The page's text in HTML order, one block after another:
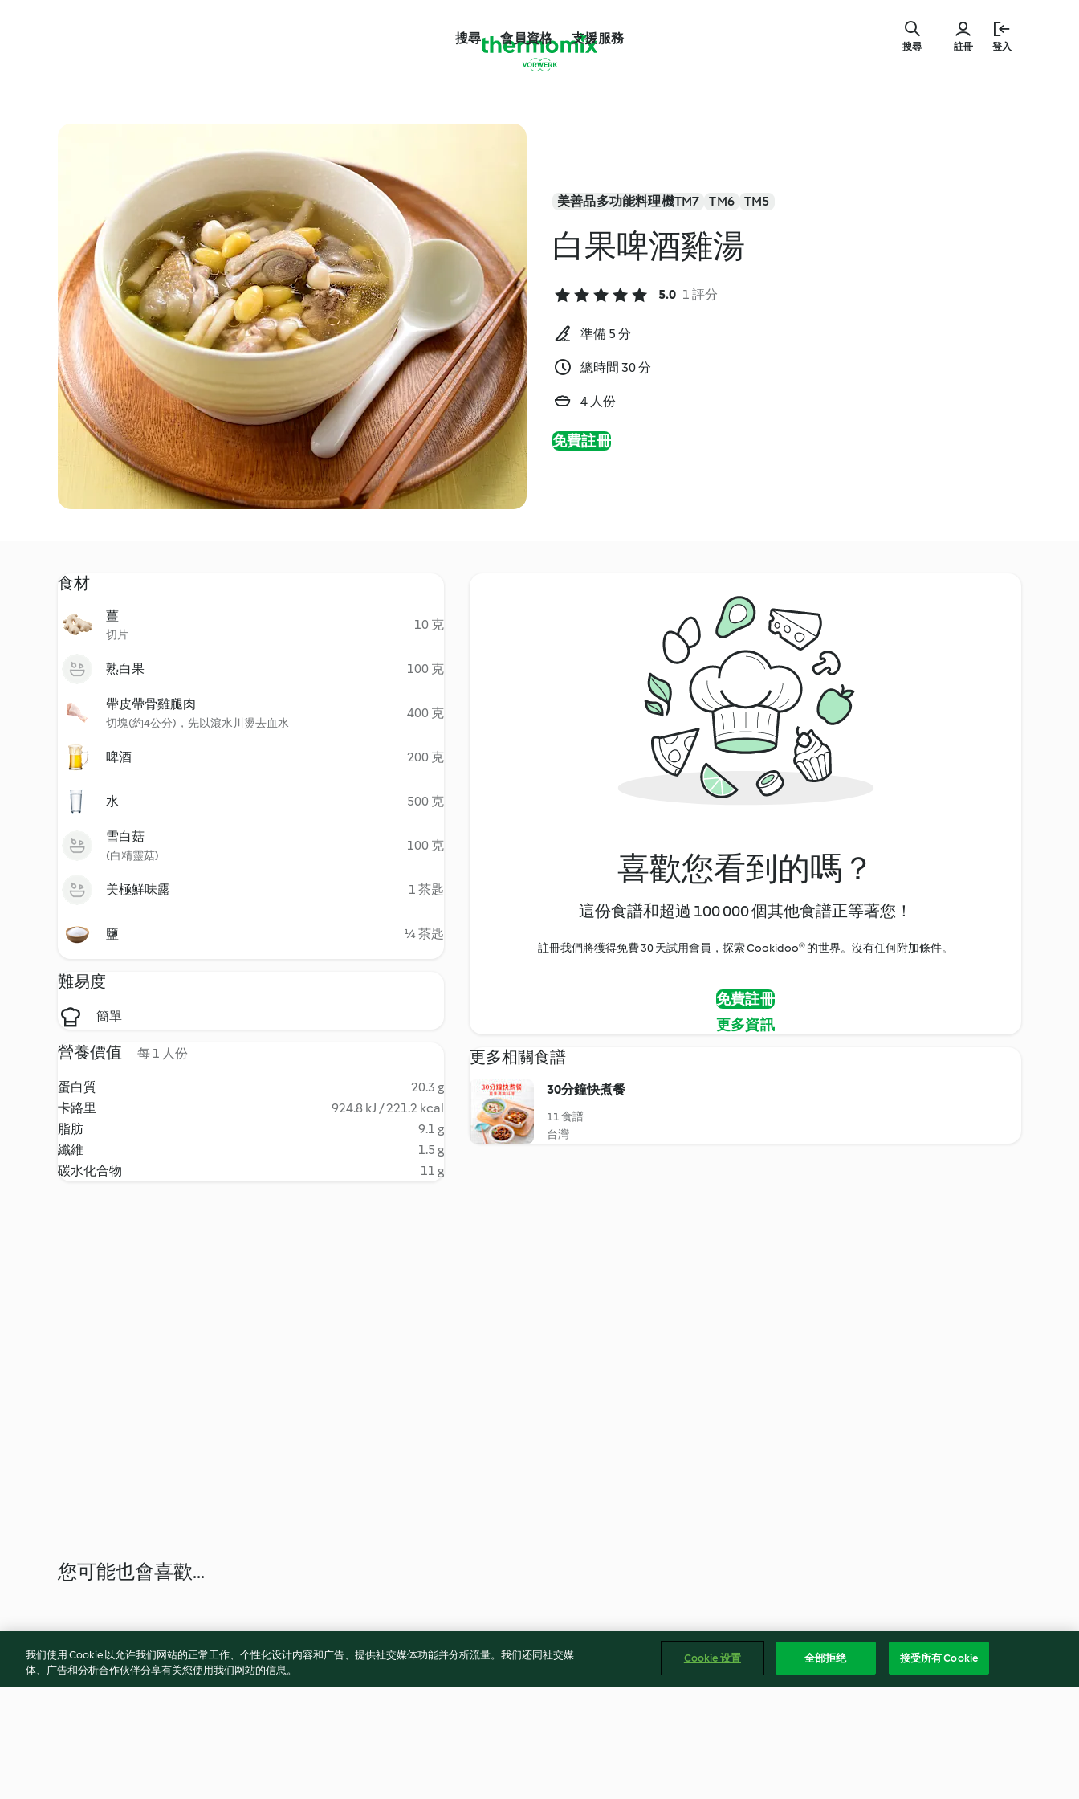
搜尋 會員資格 支援服務
註冊 登入
搜尋
美善品多功能料理機TM7 TM6 TM5
白果啤酒雞湯
5.0 1 評分
準備 5 分
總時間 30 分
4 人份
免費註冊
食材
薑
切片
10 克
熟白果 100 克
帶皮帶骨雞腿肉
切塊(約4公分)，先以滾水川燙去血水
400 克
啤酒 200 克
水 500 克
雪白菇
(白精靈菇)
100 克
美極鮮味露 1 茶匙
鹽 ¼ 茶匙
難易度
簡單
營養價值 每 1 人份
蛋白質
20.3 g
卡路里
924.8 kJ / 221.2 kcal
脂肪
9.1 g
纖維
1.5 g
碳水化合物
11 g
喜歡您看到的嗎？
這份食譜和超過 100 000 個其他食譜正等著您！
註冊我們將獲得免費 30 天試用會員，探索 Cookidoo® 的世界。沒有任何附加條件。
免費註冊
更多資訊
更多相關食譜
30分鐘快煮餐
11 食譜
台灣
您可能也會喜歡...
我们使用 Cookie 以允许我们网站的正常工作、个性化设计内容和广告、提供社交媒体功能并分析流量。我们还同社交媒
体、广告和分析合作伙伴分享有关您使用我们网站的信息。
Cookie 设置 全部拒绝 接受所有 Cookie